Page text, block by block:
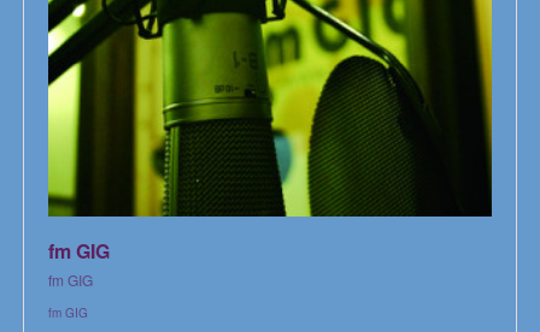
fm GIG
fm GIG
fm GIG